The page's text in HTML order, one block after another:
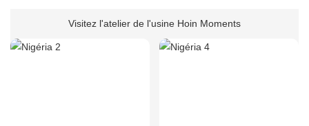
Visitez l'atelier de l'usine Hoin Moments